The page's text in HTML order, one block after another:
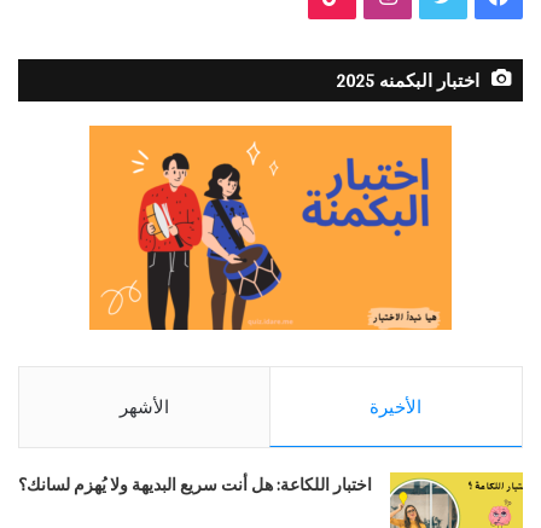
اختبار البكمنه 2025
الأخيرة الأشهر
اختبار اللكاعة: هل أنت سريع البديهة ولا يُهزم لسانك؟